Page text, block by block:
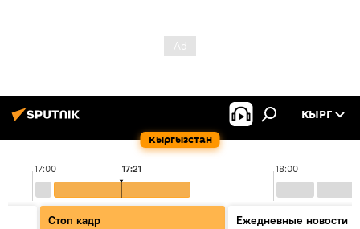
Кыргызстан
КЫРГ
17:00 18:00
17:21
Стоп кадр
Ежедневные новости